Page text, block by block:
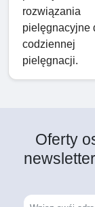
rozwiązania
pielęgnacyjne
codziennej
pielęgnacji.
Oferty